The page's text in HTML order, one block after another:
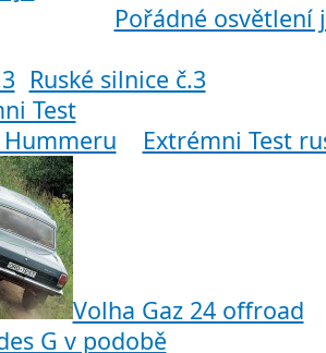
Pořádné osvětlení
Ruské silnice č.3
Extrémni Test
Volha Gaz 24 offroad